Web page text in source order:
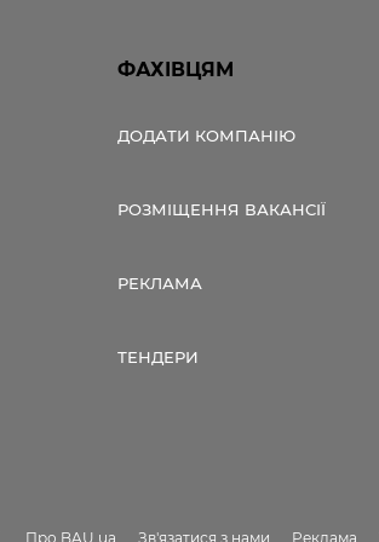
ФАХІВЦЯМ
ДОДАТИ КОМПАНІЮ
РОЗМІЩЕННЯ ВАКАНСІЇ
РЕКЛАМА
ТЕНДЕРИ
Про BAU.ua Зв'язатися з нами Реклама